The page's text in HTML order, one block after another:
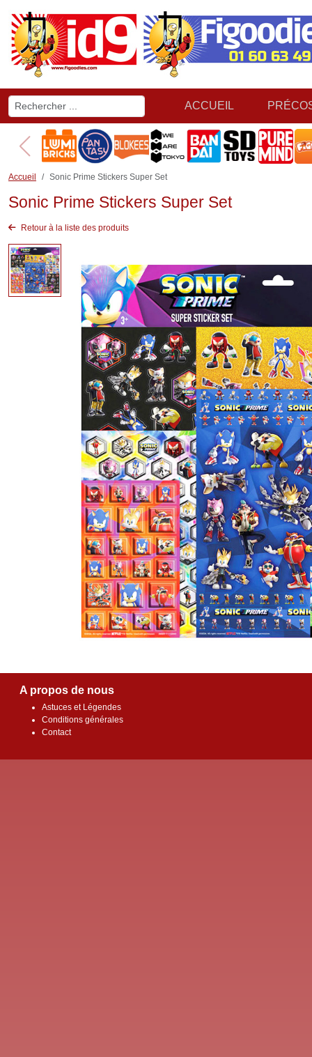
ACCUEIL
Accueil Sonic Prime Stickers Super Set
Sonic Prime Stickers Super Set
Retour à la liste des produits
A propos de nous
Astuces et Légendes
Conditions générales
Contact